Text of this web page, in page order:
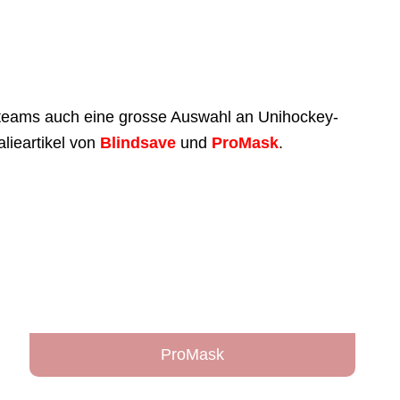
auch eine grosse Auswahl an Unihockey-
von Blindsave und ProMask.
ProMask